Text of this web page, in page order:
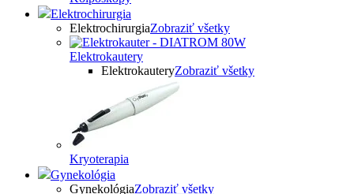
Elektrochirurgia
ElektrochirurgiaZobraziť všetky
Elektrokautery
ElektrokauteryZobraziť všetky
Kryoterapia
Gynekológia
GynekológiaZobraziť všetky